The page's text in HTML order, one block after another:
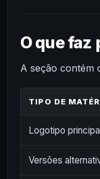
O que faz
A seção contém
TIPO DE
Logotipo
Versões